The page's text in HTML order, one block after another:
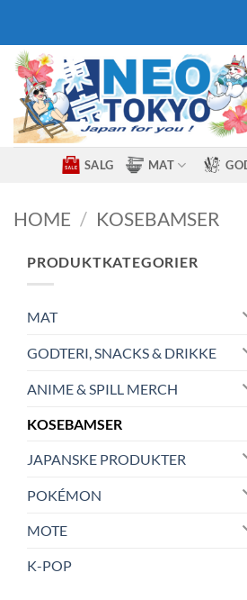
content
SALG MAT
HOME / KOSEBAMSER
PRODUKTKATEGORIER
MAT
GODTERI, SNACKS & DRIKKE
ANIME & SPILL MERCH
KOSEBAMSER
JAPANSKE PRODUKTER
POKÉMON
MOTE
K-POP